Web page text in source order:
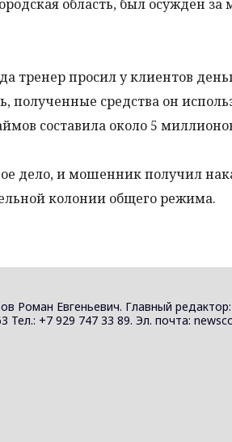
область, был осужден
тренер просил у клиентов
полученные средства он
составила около 5
дело, и мошенник получил
колонии общего режима.
Роман Евгеньевич. Главный
Тел.: +7 929 747 33 89. Эл. почта: